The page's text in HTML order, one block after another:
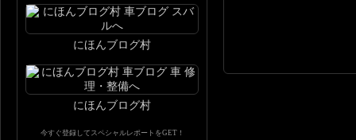
にほんブログ村
にほんブログ村
今すぐ登録してスペシャルレポートをGET！